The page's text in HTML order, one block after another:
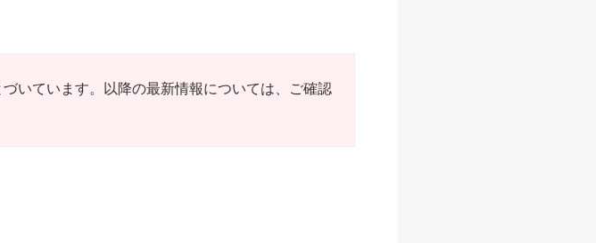
いています。以降の最新情報については、ご確認